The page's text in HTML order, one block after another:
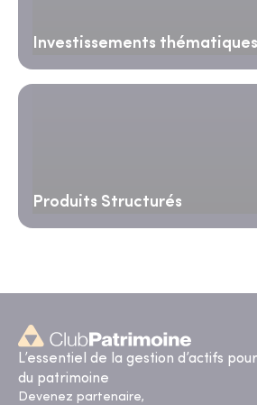
Investissements thématiques
Produits Structurés
L’essentiel de la gestion d’actifs
du patrimoine
Devenez partenaire,